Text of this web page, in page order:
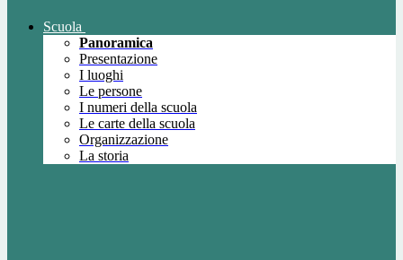
Scuola
Panoramica
Presentazione
I luoghi
Le persone
I numeri della scuola
Le carte della scuola
Organizzazione
La storia